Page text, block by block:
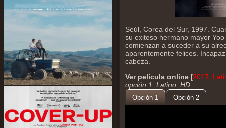
Seúl, Corea del Sur, 1997.
su exitoso hermano mayor
comienzan a suceder a su
aparentemente felices.
cabeza.
Ver película online [2017,
opción 1, Latino, HD
Opción 1 Opción 2